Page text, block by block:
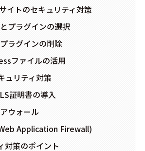
イトのセキュリティ対策
プラグインの選択
ラグインの削除
ファイルの活用
ュリティ対策
証明書の導入
ウォール
Application Firewall)
対策のポイント